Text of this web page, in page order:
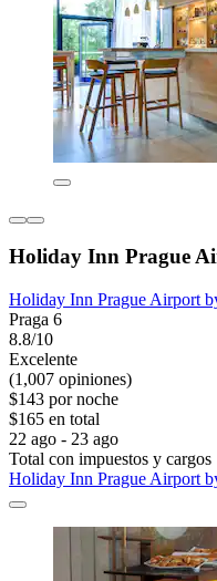
Holiday Inn Prague
Holiday Inn Prague Airport
Praga 6
8.8/10
Excelente
(1,007 opiniones)
$143 por noche
$165 en total
22 ago - 23 ago
Total con impuestos y cargos
Holiday Inn Prague Airport